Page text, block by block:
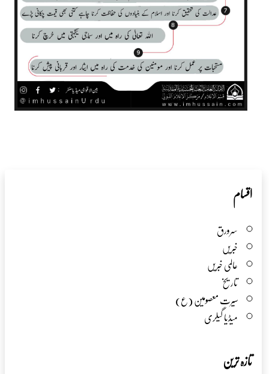
اقسام
سرورق
خبریں
عالمی خبریں
تاریخ
سیرت معصومین (ع)
میڈیا گیلری
تازہ ترین